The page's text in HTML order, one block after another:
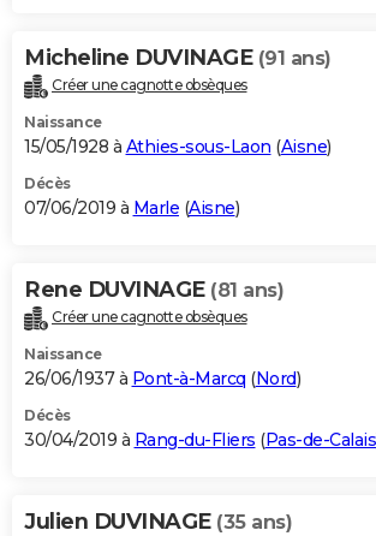
Micheline DUVINAGE (91 ans)
Créer une cagnotte obsèques
Naissance
15/05/1928 à Athies-sous-Laon (Aisne)
Décès
07/06/2019 à Marle (Aisne)
Rene DUVINAGE (81 ans)
Créer une cagnotte obsèques
Naissance
26/06/1937 à Pont-à-Marcq (Nord)
Décès
30/04/2019 à Rang-du-Fliers (Pas-de-Calais
Julien DUVINAGE (35 ans)